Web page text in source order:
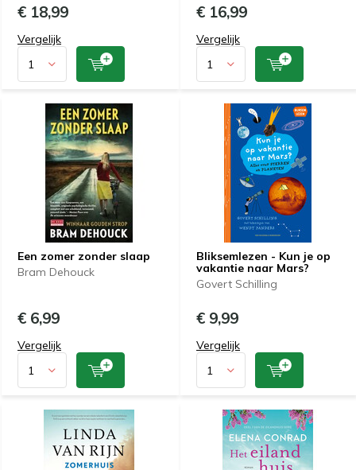
€ 18,99
Vergelijk
€ 16,99
Vergelijk
Een zomer zonder slaap
Bram Dehouck
€ 6,99
Vergelijk
Bliksemlezen - Kun je op
vakantie naar Mars?
Govert Schilling
€ 9,99
Vergelijk